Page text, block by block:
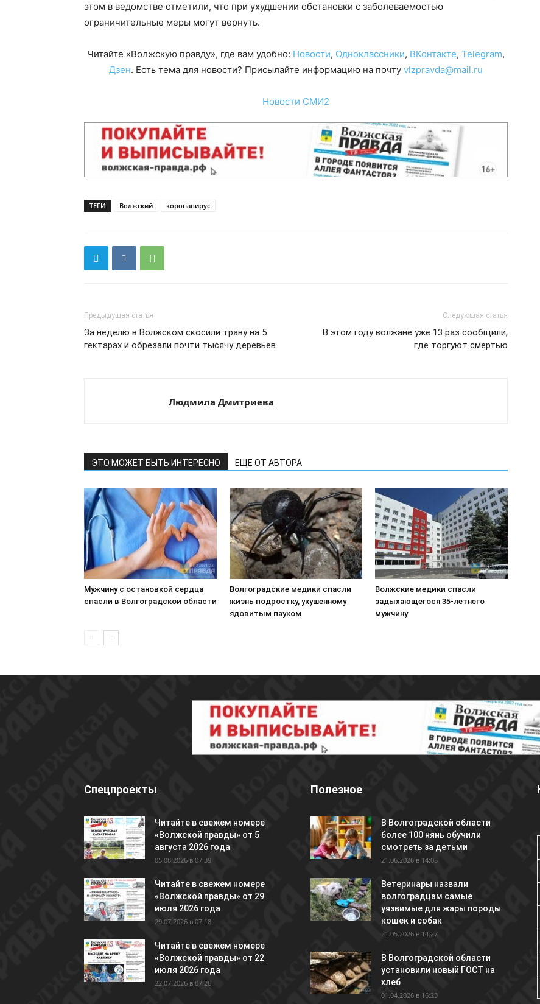
этом в ведомстве отметили, что при ухудшении обстановки с заболеваемостью
ограничительные меры могут вернуть.
Читайте «Волжскую правду», где вам удобно: Новости, Одноклассники, ВКонтакте, Telegram,
Дзен. Есть тема для новости? Присылайте информацию на почту vlzpravda@mail.ru
Новости СМИ2
ТЕГИ Волжский коронавирус
Предыдущая статья
За неделю в Волжском скосили траву на 5
гектарах и обрезали почти тысячу деревьев
Следующая статья
В этом году волжане уже 13 раз сообщили,
где торгуют смертью
Людмила Дмитриева
ЭТО МОЖЕТ БЫТЬ ИНТЕРЕСНО ЕЩЕ ОТ АВТОРА
Мужчину с остановкой сердца
спасли в Волгоградской области
Волгоградские медики спасли
жизнь подростку, укушенному
ядовитым пауком
Волжские медики спасли
задыхающегося 35-летнего
мужчину
Спецпроекты
Читайте в свежем номере
«Волжской правды» от 5
августа 2026 года
05.08.2026 в 07:39
Читайте в свежем номере
«Волжской правды» от 29
июля 2026 года
29.07.2026 в 07:18
Читайте в свежем номере
«Волжской правды» от 22
июля 2026 года
22.07.2026 в 07:26
Полезное
В Волгоградской области
более 100 нянь обучили
смотреть за детьми
21.06.2026 в 14:05
Ветеринары назвали
волгоградцам самые
уязвимые для жары породы
кошек и собак
21.05.2026 в 14:27
В Волгоградской области
установили новый ГОСТ на
хлеб
01.04.2026 в 16:23